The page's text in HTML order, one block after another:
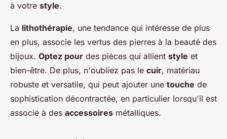
à votre style.
La lithothérapie, une tendance qui intéresse de plus
en plus, associe les vertus des pierres à la beauté des
bijoux. Optez pour des pièces qui allient style et
bien-être. De plus, n'oubliez pas le cuir, matériau
robuste et versatile, qui peut ajouter une touche de
sophistication décontractée, en particulier lorsqu'il est
associé à des accessoires métalliques.